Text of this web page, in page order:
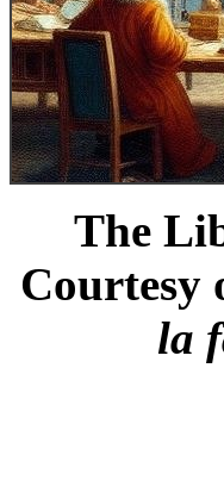
The
Courtesy
la